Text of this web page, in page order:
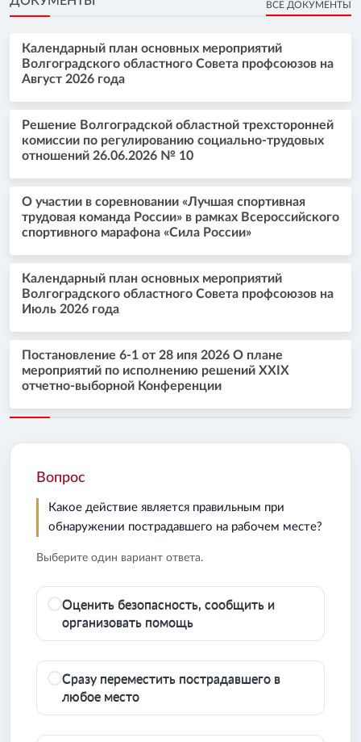
ВСЕ ДОКУМЕНТЫ
Календарный план основных мероприятий
Волгоградского областного Совета профсоюзов на
Август 2026 года
Решение Волгоградской областной трехсторонней
комиссии по регулированию социально-трудовых
отношений 26.06.2026 № 10
О участии в соревновании «Лучшая спортивная
трудовая команда России» в рамках Всероссийского
спортивного марафона «Сила России»
Календарный план основных мероприятий
Волгоградского областного Совета профсоюзов на
Июль 2026 года
Постановление 6-1 от 28 ипя 2026 О плане
мероприятий по исполнению решений XXIX
отчетно-выборной Конференции
Вопрос
Какое действие является правильным при
обнаружении пострадавшего на рабочем месте?
Выберите один вариант ответа.
Оценить безопасность, сообщить и
организовать помощь
Сразу переместить пострадавшего в
любое место